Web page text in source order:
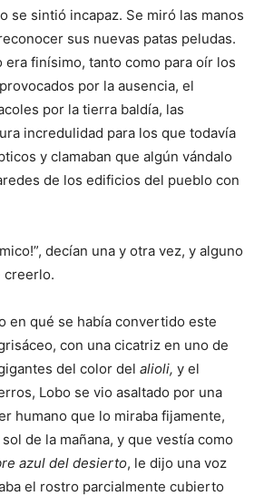
se sintió incapaz. Se miró las manos
sus nuevas patas peludas.
era finísimo, tanto como para oír los
por la ausencia, el
por la tierra baldía, las
incredulidad para los que todavía
y clamaban que algún vándalo
de los edificios del pueblo con
decían una y otra vez, y alguno
creerlo.
en qué se había convertido este
con una cicatriz en uno de
del color del alioli, y el
Lobo se vio asaltado por una
humano que lo miraba fijamente,
de la mañana, y que vestía como
azul del desierto, le dijo una voz
el rostro parcialmente cubierto